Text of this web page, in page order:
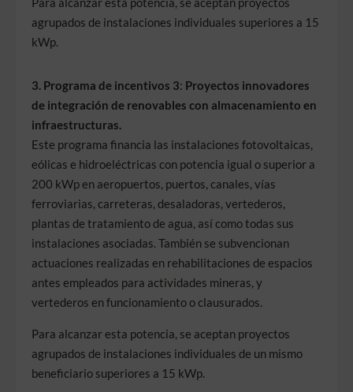
agrupados de instalaciones individuales superiores a 15
kWp.
3. Programa de incentivos 3: Proyectos innovadores
de integración de renovables con almacenamiento en
infraestructuras.
Este programa financia las instalaciones fotovoltaicas,
eólicas e hidroeléctricas con potencia igual o superior a
200 kWp en aeropuertos, puertos, canales, vías
ferroviarias, carreteras, desaladoras, vertederos,
plantas de tratamiento de agua, así como todas sus
instalaciones asociadas. También se subvencionan
actuaciones realizadas en rehabilitaciones de espacios
antes empleados para actividades mineras, y
vertederos en funcionamiento o clausurados.
Para alcanzar esta potencia, se aceptan proyectos
agrupados de instalaciones individuales de un mismo
beneficiario superiores a 15 kWp.